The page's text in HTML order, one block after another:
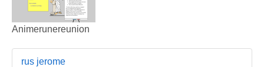
Animerunereunion
rus jerome